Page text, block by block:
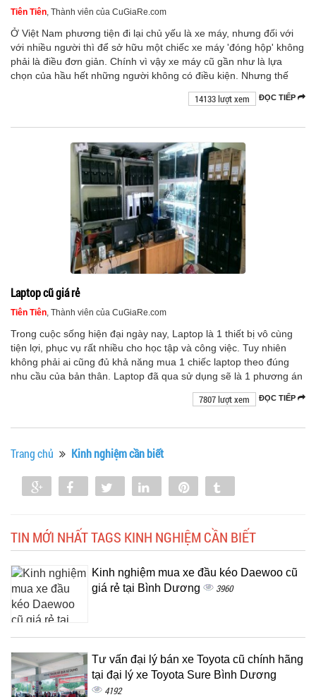
Tiên Tiên, Thành viên của CuGiaRe.com
Ở Việt Nam phương tiện đi lại chủ yếu là xe máy, nhưng đối với
với nhiều người thì để sở hữu một chiếc xe máy 'đóng hộp' không
phải là điều đơn giản. Chính vì vậy xe máy cũ gần như là lựa
chọn của hầu hết những người không có điều kiện. Nhưng thế
ĐỌC TIẾP
14133 lượt xem
Laptop cũ giá rẻ
Tiên Tiên, Thành viên của CuGiaRe.com
Trong cuộc sống hiện đại ngày nay, Laptop là 1 thiết bị vô cùng
tiện lợi, phục vụ rất nhiều cho học tập và công việc. Tuy nhiên
không phải ai cũng đủ khả năng mua 1 chiếc laptop theo đúng
nhu cầu của bản thân. Laptop đã qua sử dụng sẽ là 1 phương án
ĐỌC TIẾP
7807 lượt xem
Trang chủ Kinh nghiệm cần biết
Share Share Tweet Share
TIN MỚI NHẤT TAGS KINH NGHIỆM CẦN BIẾT
Kinh nghiệm mua xe đầu kéo Daewoo cũ
giá rẻ tại Bình Dương
3960
Tư vấn đại lý bán xe Toyota cũ chính hãng
tại đại lý xe Toyota Sure Bình Dương
4192